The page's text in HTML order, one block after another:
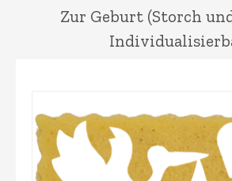
Zur Geburt (Storch